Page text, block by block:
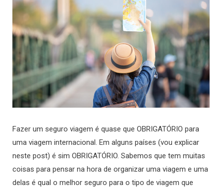
Fazer um seguro viagem é quase que OBRIGATÓRIO para
uma viagem internacional. Em alguns países (vou explicar
neste post) é sim OBRIGATÓRIO. Sabemos que tem muitas
coisas para pensar na hora de organizar uma viagem e uma
delas é qual o melhor seguro para o tipo de viagem que